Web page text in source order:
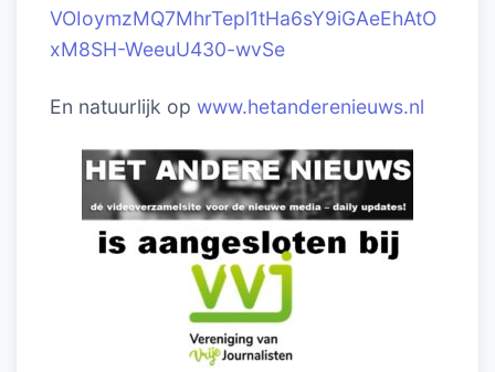
VOIoymzMQ7MhrTepl1tHa6sY9iGAeEhAtO
xM8SH-WeeuU430-wvSe
En natuurlijk op www.hetanderenieuws.nl